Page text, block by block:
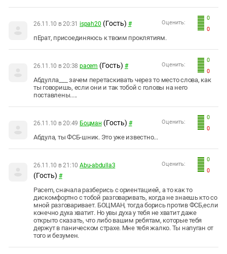
0
0
Оценить:
26.11.10 в 20:31 ispah20 (Гость) #
пЕрат, присоединяюсь к твоим проклятиям.
0
0
Оценить:
26.11.10 в 20:38 pacem (Гость) #
Абдулла___ зачем перетаскивать через то место слова, как
ты говоришь, если они и так тобой с головы на него
поставлены.....
0
0
Оценить:
26.11.10 в 20:49 Боцман (Гость) #
Абдула, ты ФСБ-шник. Это уже известно...
0
0
Оценить:
26.11.10 в 21:10 Abu-abdulla3
(Гость) #
Pacem, сначала разберись с ориентацией, а то как то
дискомфортно с тобой разговаривать, когда не знаешь кто со
мной разговаривает. БОЦМАН, тогда борись против ФСБ,если
конечно духа хватит. Но увы духа у тебя не хватит даже
открыто сказать, что либо вашим ребятам, которые тебя
держут в паническом страхе. Мне тебя жалко. Ты напуган от
того и безумен.